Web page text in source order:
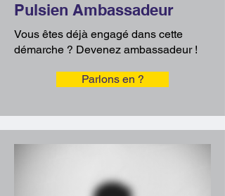
Pulsien Ambassadeur
Vous êtes déjà engagé dans cette
démarche ? Devenez ambassadeur !
Parlons en ?